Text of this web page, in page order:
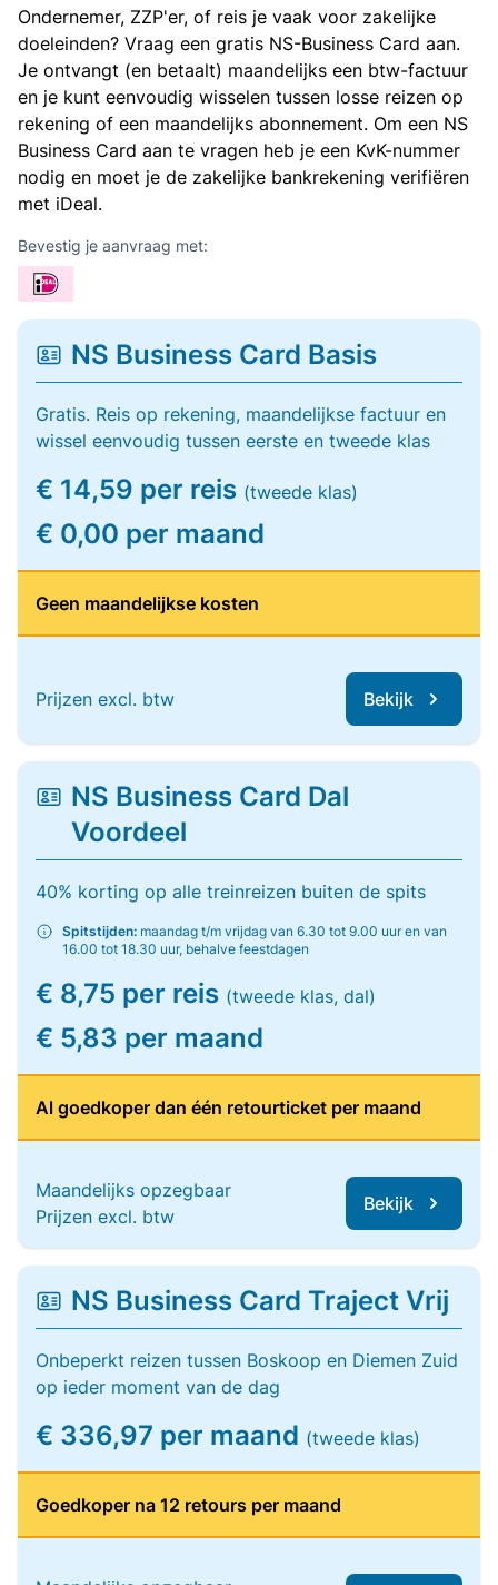
Ondernemer, ZZP'er, of reis je vaak voor zakelijke
doeleinden? Vraag een gratis NS-Business Card aan.
Je ontvangt (en betaalt) maandelijks een btw-factuur
en je kunt eenvoudig wisselen tussen losse reizen op
rekening of een maandelijks abonnement. Om een NS
Business Card aan te vragen heb je een KvK-nummer
nodig en moet je de zakelijke bankrekening verifiëren
met iDeal.
Bevestig je aanvraag met:
NS Business Card Basis
Gratis. Reis op rekening, maandelijkse factuur en
wissel eenvoudig tussen eerste en tweede klas
€ 14,59 per reis (tweede klas)
€ 0,00 per maand
Geen maandelijkse kosten
Prijzen excl. btw Bekijk
NS Business Card Dal
Voordeel
40% korting op alle treinreizen buiten de spits
Spitstijden: maandag t/m vrijdag van 6.30 tot 9.00 uur en van
16.00 tot 18.30 uur, behalve feestdagen
€ 8,75 per reis (tweede klas, dal)
€ 5,83 per maand
Al goedkoper dan één retourticket per maand
Maandelijks opzegbaar
Prijzen excl. btw
Bekijk
NS Business Card Traject Vrij
Onbeperkt reizen tussen Boskoop en Diemen Zuid
op ieder moment van de dag
€ 336,97 per maand (tweede klas)
Goedkoper na 12 retours per maand